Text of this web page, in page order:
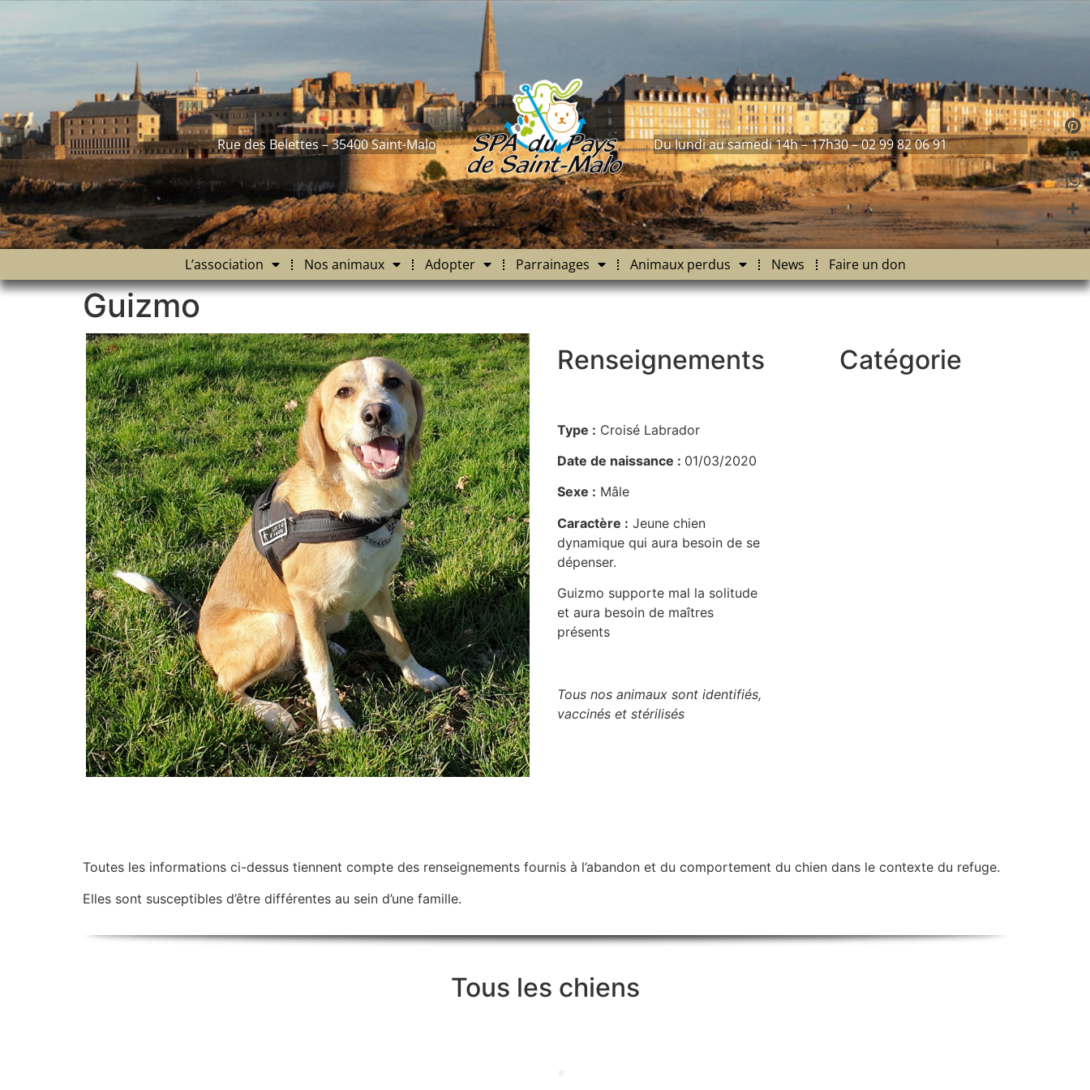
Rue des Belettes – 35400 Saint-Malo Du lundi au samedi 14h – 17h30 – 02 99 82 06 91
L’association Nos animaux Adopter Parrainages Animaux perdus News Faire un don
Guizmo
Renseignements
Type : Croisé Labrador
Date de naissance : 01/03/2020
Sexe : Mâle
Caractère : Jeune chien
dynamique qui aura besoin de se
dépenser.
Guizmo supporte mal la solitude
et aura besoin de maîtres
présents
Tous nos animaux sont identifiés,
vaccinés et stérilisés
Catégorie
Toutes les informations ci-dessus tiennent compte des renseignements fournis à l’abandon et du comportement du chien dans le contexte du refuge.
Elles sont susceptibles d’être différentes au sein d’une famille.
Tous les chiens